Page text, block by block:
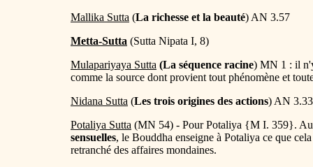
Mallika Sutta (La richesse et la beauté) AN 3.57
Metta-Sutta (Sutta Nipata I, 8)
Mulapariyaya Sutta (La séquence racine) MN 1 : il
comme la source dont provient tout phénomène et
Nidana Sutta (Les trois origines des actions) AN 3.33
Potaliya Sutta (MN 54) - Pour Potaliya {M I. 359}. Au
sensuelles, le Bouddha enseigne à Potaliya ce que
retranché des affaires mondaines.